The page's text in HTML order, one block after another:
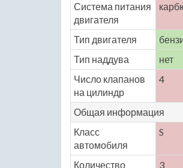
Система питания
двигателя
Тип двигателя
Тип наддува
нет
Число клапанов
на цилиндр
4
Общая информация
Класс
автомобиля
S
Количество
3